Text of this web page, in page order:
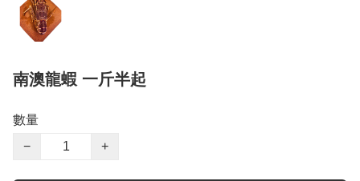
南澳龍蝦 一斤半起
數量
−
+